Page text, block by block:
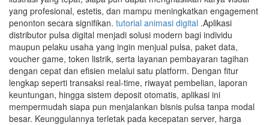
yang profesional, estetis, dan mampu meningkatkan engagement
penonton secara signifikan. tutorial animasi digital .Aplikasi
distributor pulsa digital menjadi solusi modern bagi individu
maupun pelaku usaha yang ingin menjual pulsa, paket data,
voucher game, token listrik, serta layanan pembayaran tagihan
dengan cepat dan efisien melalui satu platform. Dengan fitur
lengkap seperti transaksi real-time, riwayat pembelian, laporan
keuntungan, hingga sistem deposit otomatis, aplikasi ini
mempermudah siapa pun menjalankan bisnis pulsa tanpa modal
besar. Keunggulannya terletak pada kecepatan server, harga